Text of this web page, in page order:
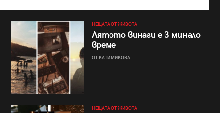
НЕЩАТА ОТ ЖИВОТА
Лятото винаги е в минало
време
ОТ КАТИ МИКОВА
НЕЩАТА ОТ ЖИВОТА